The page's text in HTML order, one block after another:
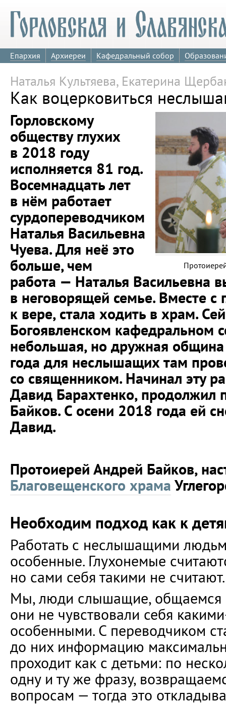
Епархия Архиереи Кафедральный собор
Наталья Культяева, Екатерина
Как воцерковиться
Горловскому
обществу глухих
в 2018 году
исполняется 81 год.
Восемнадцать лет
в нём работает
сурдопереводчиком
Наталья Васильевна
Чуева. Для неё это
больше, чем
работа — Наталья Васильевна
в неговорящей семье. Вместе
к вере, стала ходить в храм.
Богоявленском кафедральном
небольшая, но дружная община
года для неслышащих там
со священником. Начинал эту
Давид Барахтенко, продолжил
Байков. С осени 2018 года ей
Давид.
Протоиерей Андрей Байков,
Благовещенского храма
Необходим подход как к
Работать с неслышащими
особенные. Глухонемые
но сами себя такими не считают.
Мы, люди слышащие, общаемся
они не чувствовали себя
особенными. С переводчиком
до них информацию
проходит как с детьми: по
одну и ту же фразу,
вопросам — тогда это